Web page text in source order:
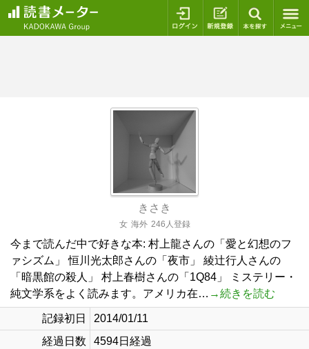
ログイン 新規登録
きさき
女 海外 246人登録
今まで読んだ中で好きな本: 村上龍さんの「愛と幻想のフ
ァシズム」 恒川光太郎さんの「夜市」 綾辻行人さんの
「暗黒館の殺人」 村上春樹さんの「1Q84」 ミステリー・
純文学系をよく読みます。アメリカ在… →続きを読む
記録初日
2014/01/11
経過日数
4594日経過